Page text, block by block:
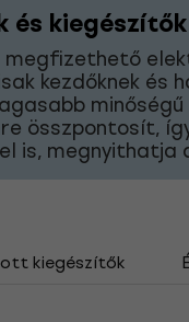
és kiegészítők
megfizethető
kezdőknek és
összpontosít,
is, megnyithatja
kiegészítők